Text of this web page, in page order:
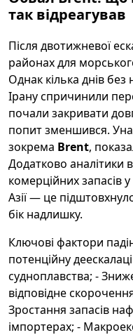
так відреагував
Після двотижневої
районах для
Однак кілька днів
Ірану спричинили
почали закривати
попит зменшився.
зокрема Brent,
Додатково аналітики
комерційних запасів
Азії — це
бік надлишку.
Ключові фактори
потенційну
судноплавства; -
відповідне
Зростання запасів
імпортерах; -